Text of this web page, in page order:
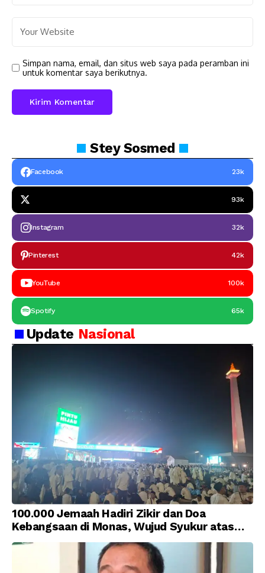
Simpan nama, email, dan situs web saya pada peramban ini
untuk komentar saya berikutnya.
SteySosmed
Facebook 23k
93k
Instagram 32k
Pinterest 42k
YouTube 100k
Spotify 65k
Update Nasional
100.000 Jemaah Hadiri Zikir dan Doa
Kebangsaan di Monas, Wujud Syukur atas
Kemerdekaan Indonesia